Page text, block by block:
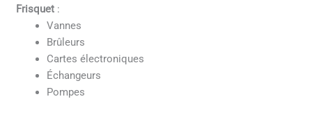
Frisquet :
Vannes
Brûleurs
Cartes électroniques
Échangeurs
Pompes